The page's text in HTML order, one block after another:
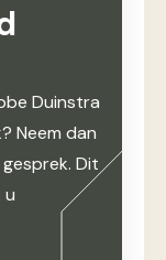
Duinstra
Neem dan
Dit
u